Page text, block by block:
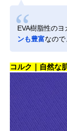
EVA樹脂性の
ンも豊富なので
コルク｜自然な